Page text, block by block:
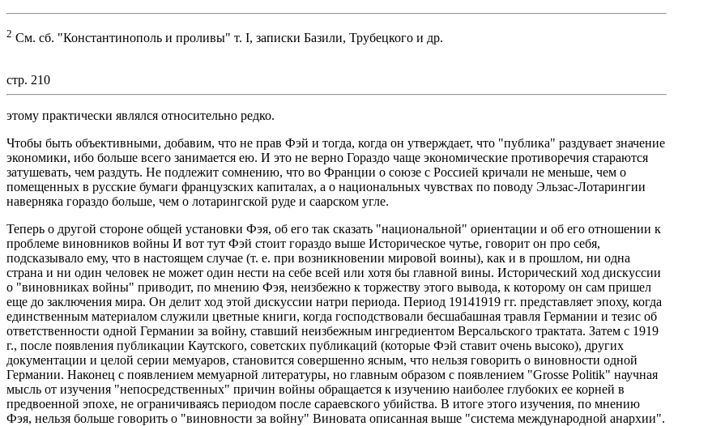
2 См. сб. "Константинополь и проливы" т. I, записки Базили, Трубецкого и др.
стр. 210
этому практически являлся относительно редко.
Чтобы быть объективными, добавим, что не прав Фэй и тогда, когда он утверждает, что "публика" раздувает значение
экономики, ибо больше всего занимается ею. И это не верно Гораздо чаще экономические противоречия стараются
затушевать, чем раздуть. Не подлежит сомнению, что во Франции о союзе с Россией кричали не меньше, чем о
помещенных в русские бумаги французских капиталах, а о национальных чувствах по поводу Эльзас-Лотарингии
наверняка гораздо больше, чем о лотарингской руде и саарском угле.
Теперь о другой стороне общей установки Фэя, об его так сказать "национальной" ориентации и об его отношении к
проблеме виновников войны И вот тут Фэй стоит гораздо выше Историческое чутье, говорит он про себя,
подсказывало ему, что в настоящем случае (т. е. при возникновении мировой воины), как и в прошлом, ни одна
страна и ни один человек не может один нести на себе всей или хотя бы главной вины. Исторический ход дискуссии
о "виновниках войны" приводит, по мнению Фэя, неизбежно к торжеству этого вывода, к которому он сам пришел
еще до заключения мира. Он делит ход этой дискуссии натри периода. Период 19141919 гг. представляет эпоху, когда
единственным материалом служили цветные книги, когда господствовали бесшабашная травля Германии и тезис об
ответственности одной Германии за войну, ставший неизбежным ингредиентом Версальского трактата. Затем с 1919
г., после появления публикации Каутского, советских публикаций (которые Фэй ставит очень высоко), других
документации и целой серии мемуаров, становится совершенно ясным, что нельзя говорить о виновности одной
Германии. Наконец с появлением мемуарной литературы, но главным образом с появлением "Grosse Politik" научная
мысль от изучения "непосредственных" причин войны обращается к изучению наиболее глубоких ее корней в
предвоенной эпохе, не ограничиваясь периодом после сараевского убийства. В итоге этого изучения, по мнению
Фэя, нельзя больше говорить о "виновности за войну" Виновата описанная выше "система международной анархии".